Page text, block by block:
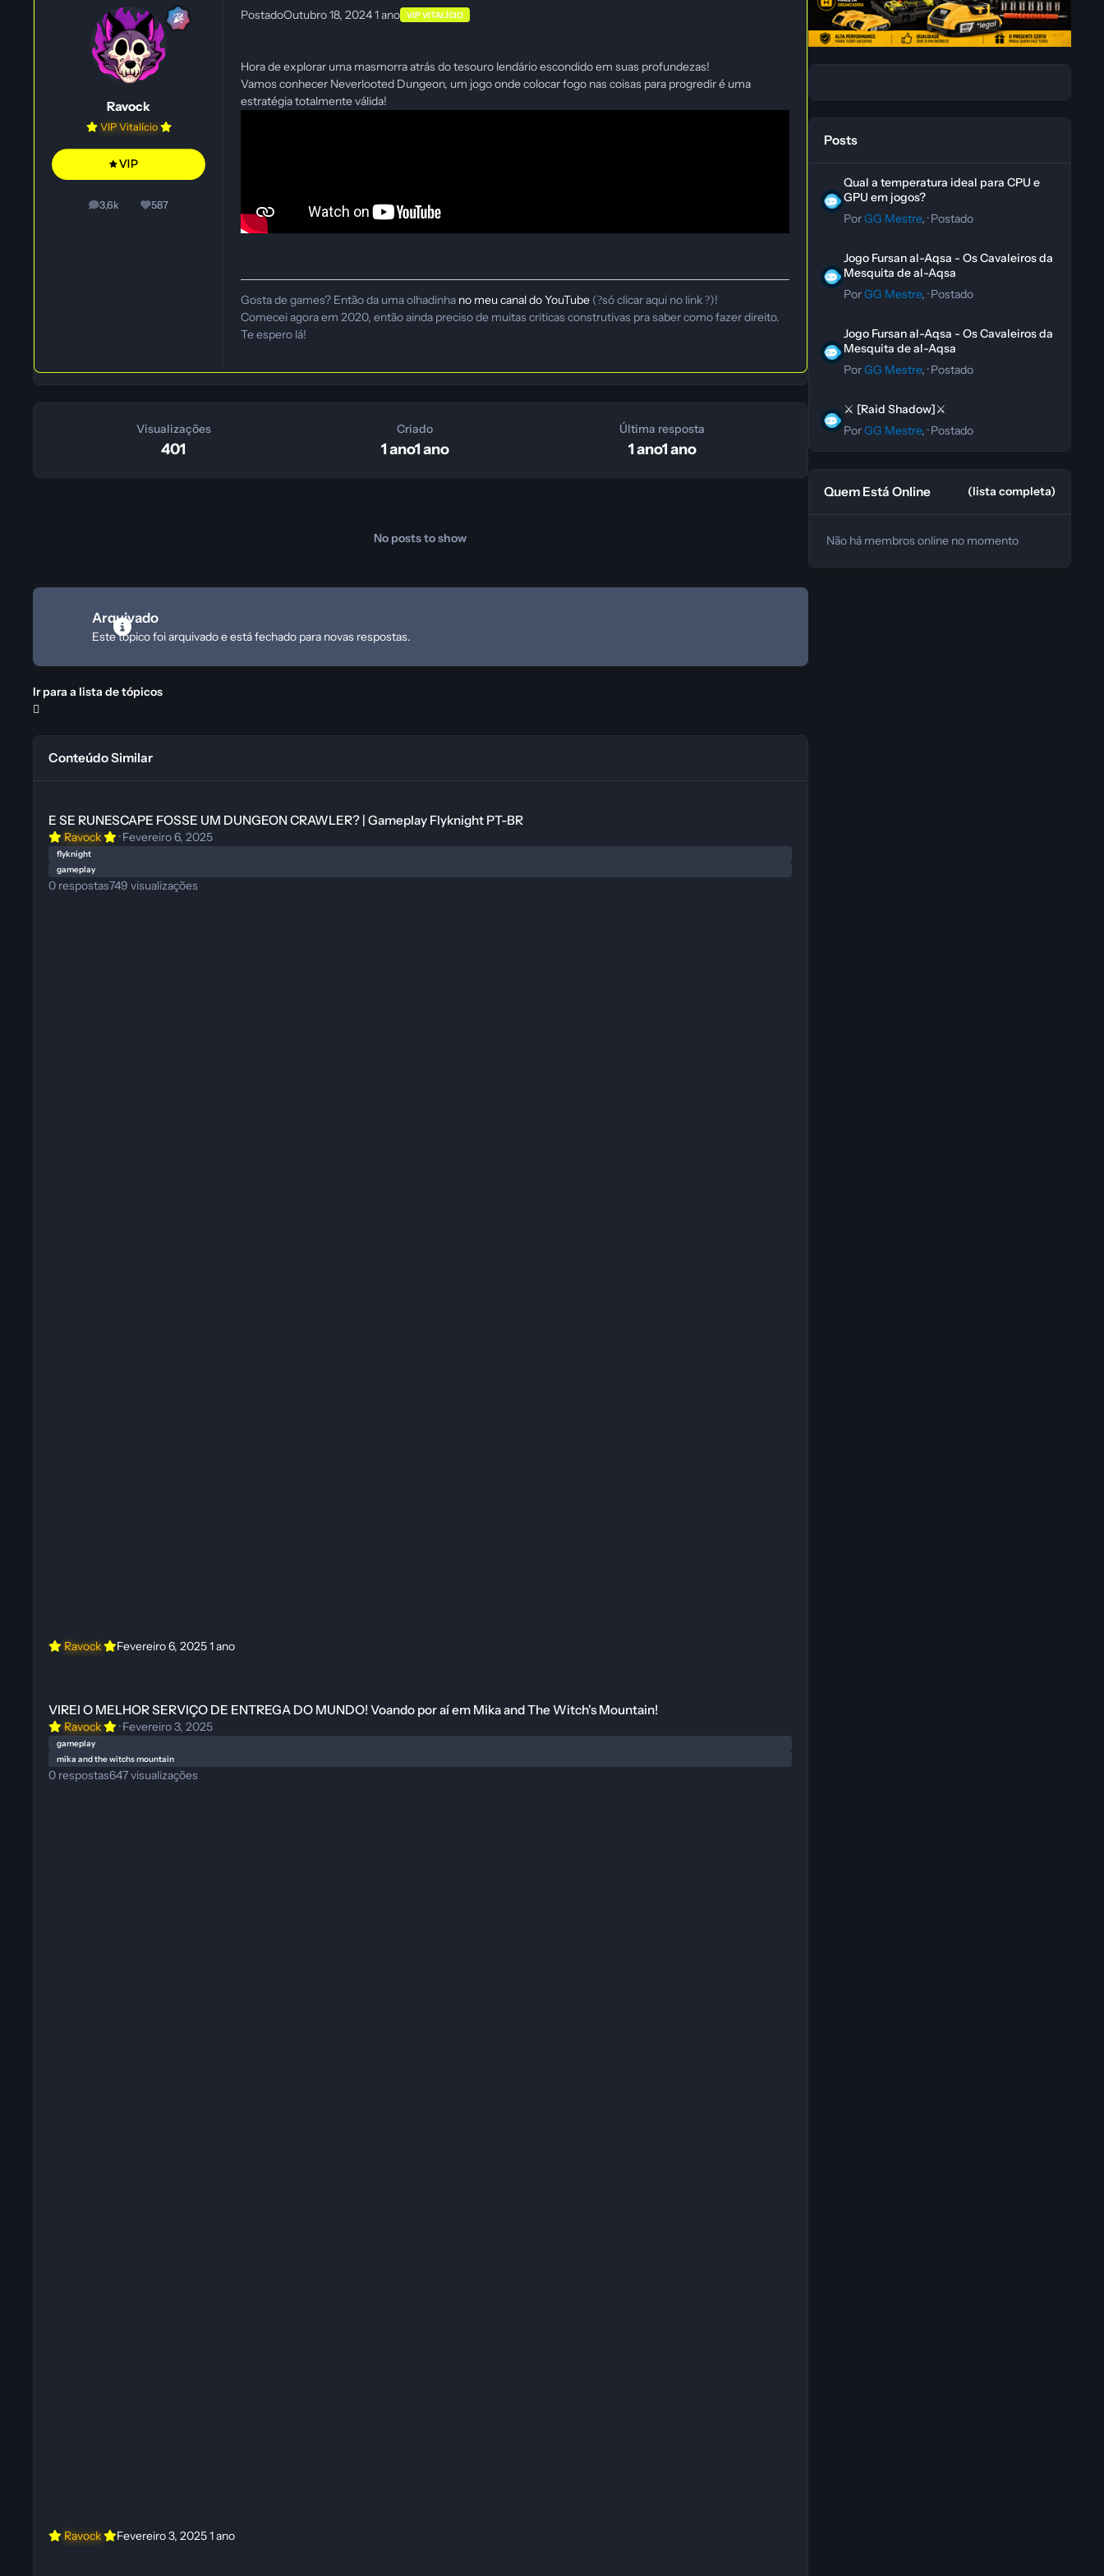
Ravock
VIP Vitalício
3,6k
posts 587
Reputação
PostadoOutubro 18, 20241 ano VIP VITALÍCIO
Hora de explorar uma masmorra atrás do tesouro lendário escondido em suas profundezas!
Vamos conhecer Neverlooted Dungeon, um jogo onde colocar fogo nas coisas para progredir é uma
estratégia totalmente válida!
Gosta de games? Então da uma olhadinha no meu canal do YouTube (?só clicar aqui no link?)!
Comecei agora em 2020, então ainda preciso de muitas criticas construtivas pra saber como fazer direito.
Te espero lá!
Visualizações
401
Criado
1 ano1 ano
Última resposta
1 ano1 ano
No posts to show
Arquivado
Este tópico foi arquivado e está fechado para novas respostas.
Ir para a lista de tópicos
Conteúdo Similar
E SE RUNESCAPE FOSSE UM DUNGEON CRAWLER? | Gameplay Flyknight PT-BR
Ravock ·Fevereiro 6, 2025
flyknight
gameplay
0 respostas749 visualizações
Ravock Fevereiro 6, 20251 ano
VIREI O MELHOR SERVIÇO DE ENTREGA DO MUNDO! Voando por aí em Mika and The Witch's Mountain!
Ravock ·Fevereiro 3, 2025
gameplay
mika and the witchs mountain
0 respostas647visualizações
Ravock Fevereiro 3, 20251 ano
Posts
Qual a temperatura ideal para CPU e
GPU em jogos?
PorGG Mestre, ·Postado
Jogo Fursan al-Aqsa - Os Cavaleiros da
Mesquita de al-Aqsa
PorGG Mestre, ·Postado
Jogo Fursan al-Aqsa - Os Cavaleiros da
Mesquita de al-Aqsa
PorGG Mestre, ·Postado
⚔️ [Raid Shadow]⚔️
PorGG Mestre, ·Postado
Quem Está Online (lista completa)
Não há membros online no momento